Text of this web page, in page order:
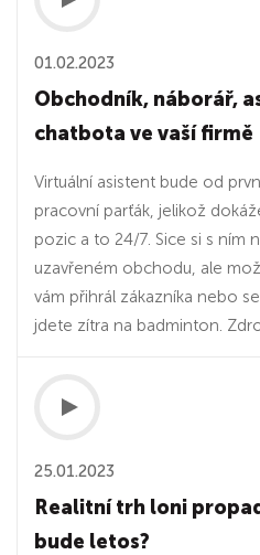
01.02.2023
Obchodník, náborář,
chatbota ve vaší firmě
Virtuální asistent bude od
pracovní parťák, jelikož
pozic a to 24/7. Sice si s ním
uzavřeném obchodu, ale
vám přihrál zákazníka nebo
jdete zítra na badminton.
25.01.2023
Realitní trh loni
bude letos?